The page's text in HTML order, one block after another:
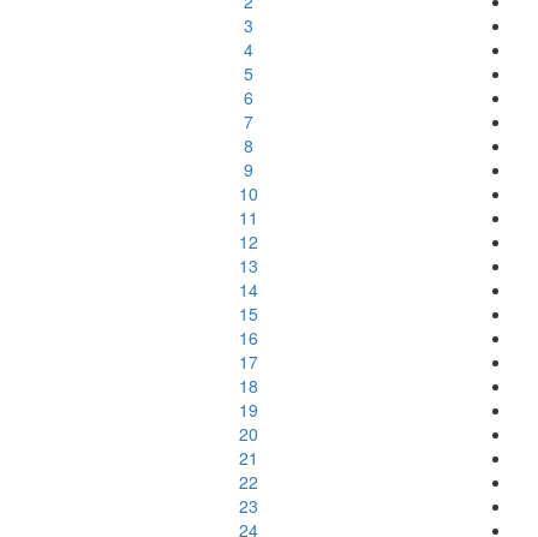
3
4
5
6
7
8
9
10
11
12
13
14
15
16
17
18
19
20
21
22
23
24